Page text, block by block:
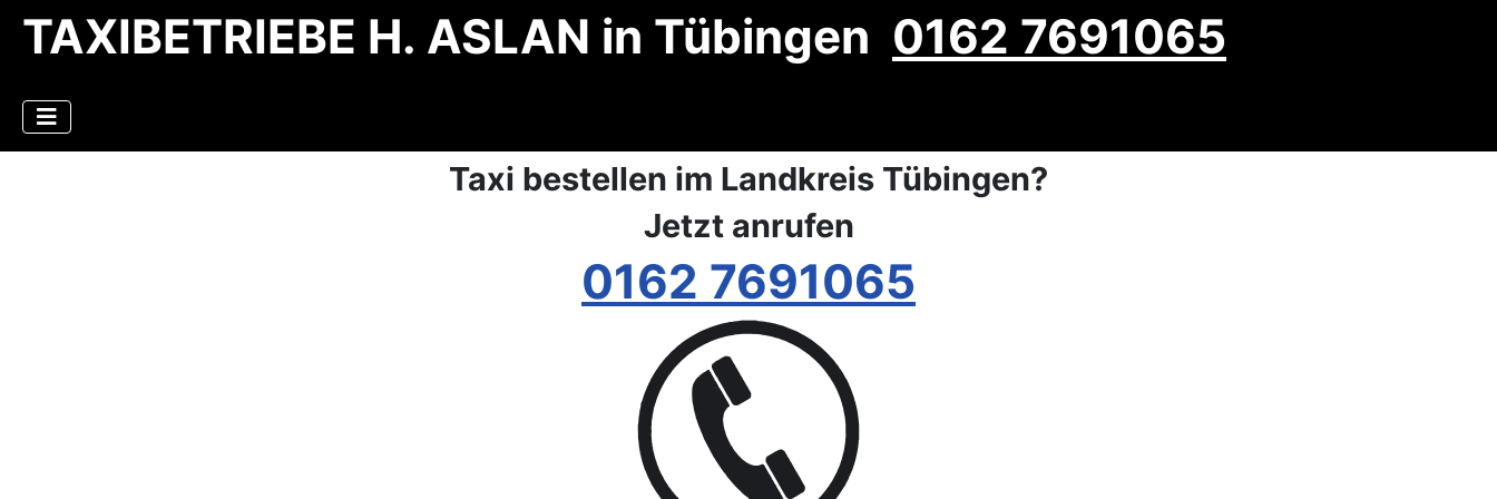
TAXIBETRIEBE H. ASLAN in Tübingen 0162 7691065
Taxi bestellen im Landkreis Tübingen?
Jetzt anrufen
0162 7691065